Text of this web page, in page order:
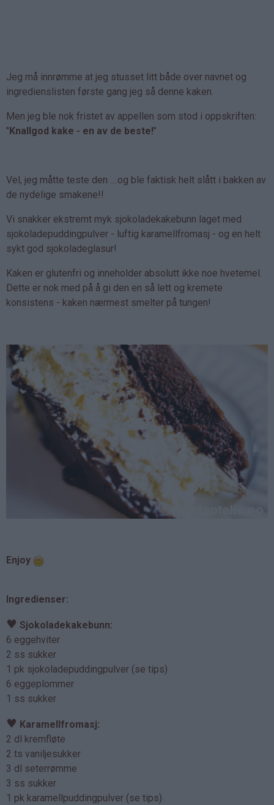
Jeg må innrømme at jeg stusset litt både over navnet og
ingredienslisten første gang jeg så denne kaken.
Men jeg ble nok fristet av appellen som stod i oppskriften:
"Knallgod kake - en av de beste!"
Vel, jeg måtte teste den ....og ble faktisk helt slått i bakken av
de nydelige smakene!!
Vi snakker ekstremt myk sjokoladekakebunn laget med
sjokoladepuddingpulver - luftig karamellfromasj - og en helt
sykt god sjokoladeglasur!
Kaken er glutenfri og inneholder absolutt ikke noe hvetemel.
Dette er nok med på å gi den en så lett og kremete
konsistens - kaken nærmest smelter på tungen!
Enjoy
Ingredienser:
♥ Sjokoladekakebunn:
6 eggehviter
2 ss sukker
1 pk sjokoladepuddingpulver (se tips)
6 eggeplommer
1 ss sukker
♥ Karamellfromasj:
2 dl kremfløte
2 ts vaniljesukker
3 dl seterrømme
3 ss sukker
1 pk karamellpuddingpulver (se tips)